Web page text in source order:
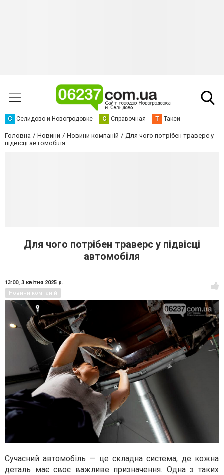
С Селидово и Новогродовке С Справочная Т Такси
Головна Новини Новини компаній
Для чого потрібен траверс у
підвісці автомобіля
Для чого потрібен траверс у підвісці
автомобіля
13:00, 3 квітня 2025 р.
Новини компаній
Сучасний автомобіль — це складна система, де кожна
деталь має своє важливе призначення. Одна з таких